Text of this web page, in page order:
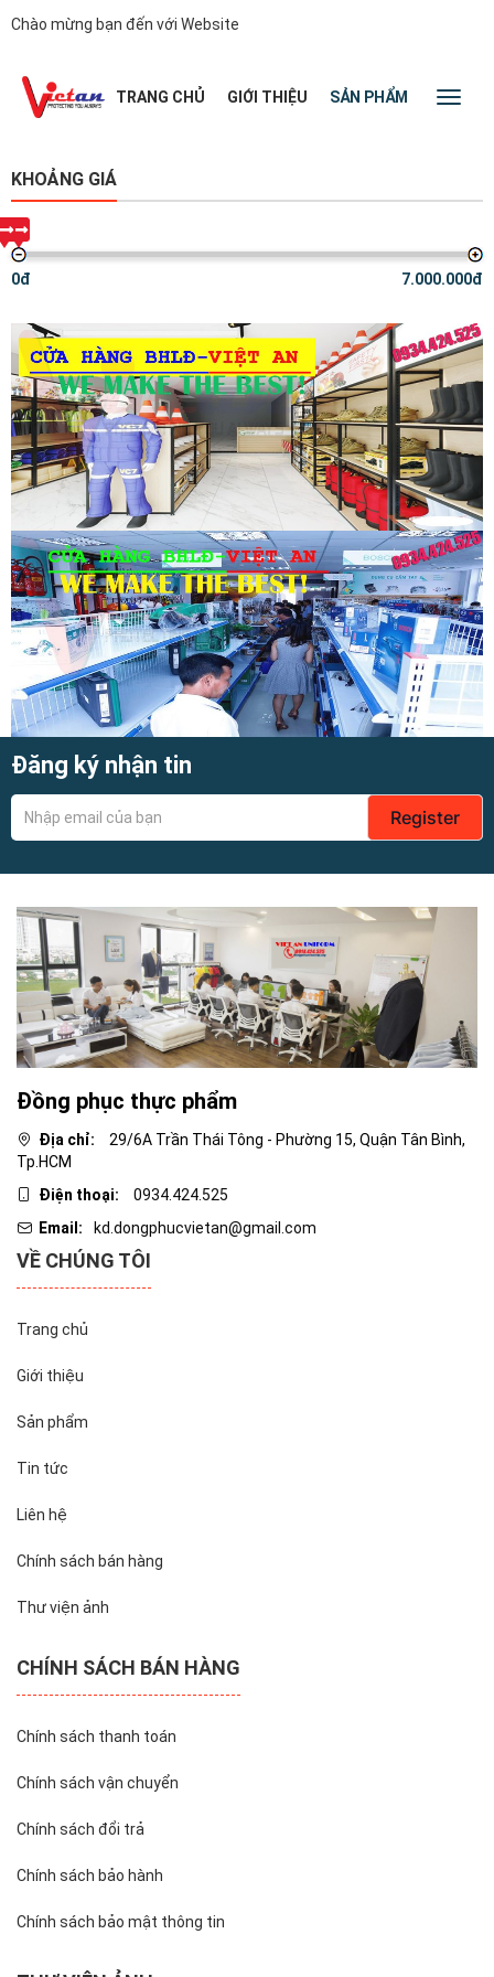
Chào mừng bạn đến với Website
TRANG CHỦ GIỚI THIỆU SẢN PHẨM TIN TỨC
KHOẢNG GIÁ
0đ 7.000.000đ
Đăng ký nhận tin
Register
Đồng phục thực phẩm
Địa chỉ:
29/6A Trần Thái Tông - Phường 15, Quận Tân Bình,
Tp.HCM
Điện thoại:
0934.424.525
Email:
kd.dongphucvietan@gmail.com
VỀ CHÚNG TÔI
Trang chủ
Giới thiệu
Sản phẩm
Tin tức
Liên hệ
Chính sách bán hàng
Thư viện ảnh
CHÍNH SÁCH BÁN HÀNG
Chính sách thanh toán
Chính sách vận chuyển
Chính sách đổi trả
Chính sách bảo hành
Chính sách bảo mật thông tin